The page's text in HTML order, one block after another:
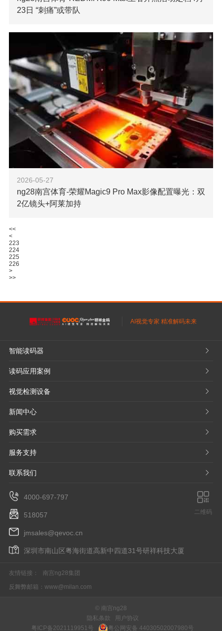
23日 “刺痛”或带队
【ng28南宫科技消息】4月20日，小米中国区市场部总经
理魏思琪宣布：4月23日晚6点，奥运冠军×KPL四冠射手，将
会领衔带队，一起用K90Max峡谷开黑！REDMI K90
Max 据ng28
了解更多 
2026-05-27
ng28南宫体育-荣耀Magic9 Pro Max影像配置曝光：双
2亿镜头+阿莱加持
配置方向。据透露，该机或将采用“双2亿像素”影像方案，新
增距镜配件，并引入
<<
<
223
224
225
226
>
>>
AI视觉专家 精准解码未来
智能读码器 𐃮
读码应用案例 𐃮
视觉检测设备 𐃮
新闻中心 𐃮
购买需求 𐃮
服务支持 𐃮
联系我们 𐃮
4000-697-797
518057
jmsales@qevoc.cn
深圳市南山区粤海街道高新中四道31号研祥科技大厦
二维码
友情链接：
南宫ng28集团
反舞弊邮箱： www@milan.com
© 南宫ng28
隐私条款
用户协议
粤ICP备2021119951号
粤公网安备 44030502007980号